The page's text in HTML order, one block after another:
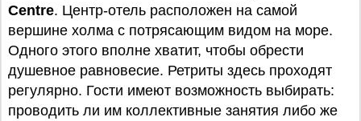
Centre. Центр-отель расположен на самой
вершине холма с потрясающим видом на море.
Одного этого вполне хватит, чтобы обрести
душевное равновесие. Ретриты здесь проходят
регулярно. Гости имеют возможность выбирать:
проводить ли им коллективные занятия либо же